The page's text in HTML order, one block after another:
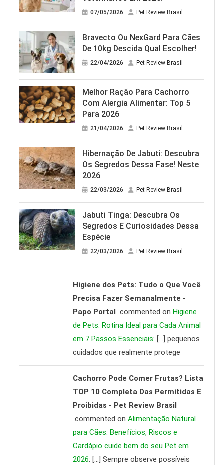
07/05/2026 Pet Review Brasil
Bravecto Ou NexGard Para Cães
De 10kg Descida Qual Escolher!
22/04/2026 Pet Review Brasil
Melhor Ração Para Cachorro
Com Alergia Alimentar: Top 5
Para 2026
21/04/2026 Pet Review Brasil
Hibernação De Jabuti: Descubra
Os Segredos Dessa Fase! Neste
2026
22/03/2026 Pet Review Brasil
Jabuti Tinga: Descubra Os
Segredos E Curiosidades Dessa
Espécie
22/03/2026 Pet Review Brasil
Higiene dos Pets: Tudo o Que Você
Precisa Fazer Semanalmente -
Papo Portal commented onHigiene
de Pets: Rotina Ideal para Cada Animal
em 7 Passos Essenciais: […] pequenos
cuidados que realmente protege
Cachorro Pode Comer Frutas? Lista
TOP 10 Completa Das Permitidas E
Proibidas - Pet Review Brasil
commented onAlimentação Natural
para Cães: Benefícios, Riscos e
Cardápio cuide bem do seu Pet em
2026: […] Sempre observe possíveis